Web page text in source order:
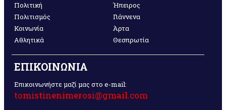
Πολιτική
Πολιτισμός
Κοινωνία
Αθλητικά
Ήπειρος
Γιάννενα
Άρτα
Θεσπρωτία
ΕΠΙΚΟΙΝΩΝΙΑ
Επικοινωνήστε μαζί μας στο e-mail:
tomistinenimerosi@gmail.com